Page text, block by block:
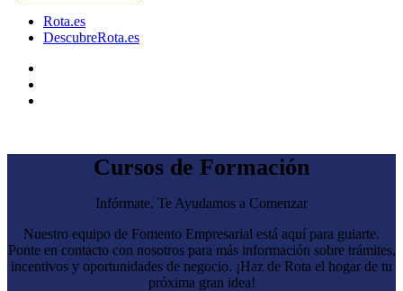
Rota.es
DescubreRota.es
Cursos de Formación
Infórmate. Te Ayudamos a Comenzar
Nuestro equipo de Fomento Empresarial está aquí para guiarte.
Ponte en contacto con nosotros para más información sobre trámites,
incentivos y oportunidades de negocio. ¡Haz de Rota el hogar de tu
próxima gran idea!